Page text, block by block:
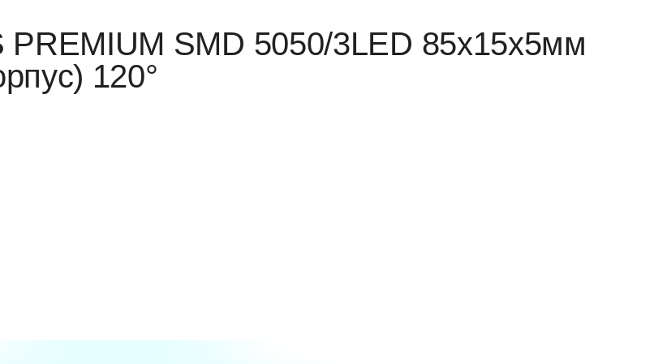
SMD 5050/3LED 85х15х5мм
120°